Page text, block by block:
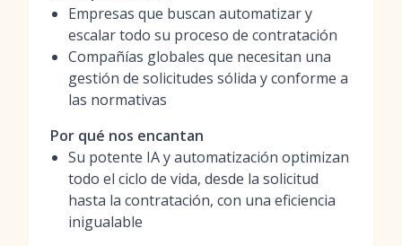
Empresas que buscan automatizar y
escalar todo su proceso de contratación
Compañías globales que necesitan una
gestión de solicitudes sólida y conforme a
las normativas
Por qué nos encantan
Su potente IA y automatización optimizan
todo el ciclo de vida, desde la solicitud
hasta la contratación, con una eficiencia
inigualable